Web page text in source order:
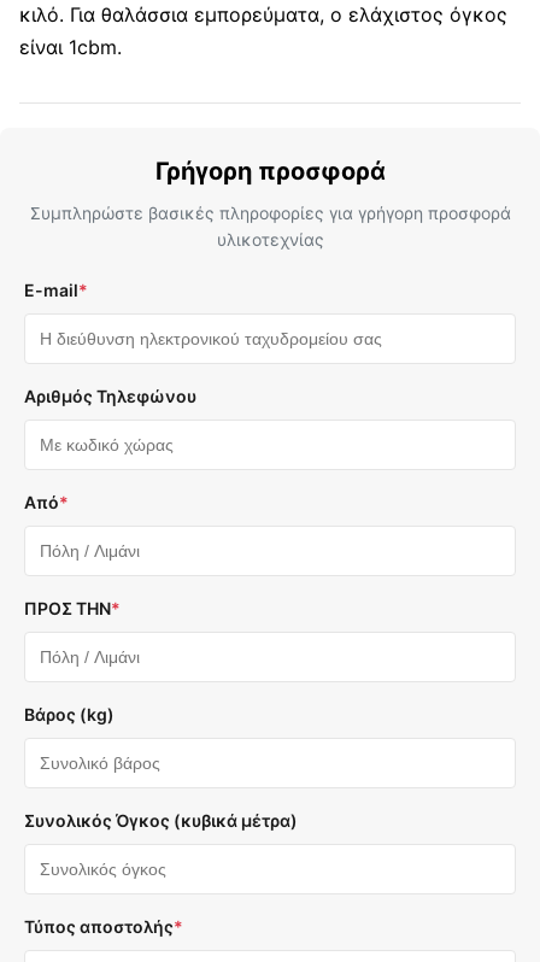
κιλό. Για θαλάσσια εμπορεύματα, ο ελάχιστος όγκος
είναι 1cbm.
Γρήγορη προσφορά
Συμπληρώστε βασικές πληροφορίες για γρήγορη προσφορά
υλικοτεχνίας
E-mail*
Αριθμός Τηλεφώνου
Από*
ΠΡΟΣ ΤΗΝ*
Βάρος (kg)
Συνολικός Όγκος (κυβικά μέτρα)
Τύπος αποστολής*